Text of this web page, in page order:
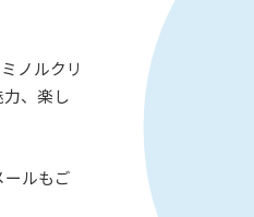
ノルクリ
、楽し
ールもご